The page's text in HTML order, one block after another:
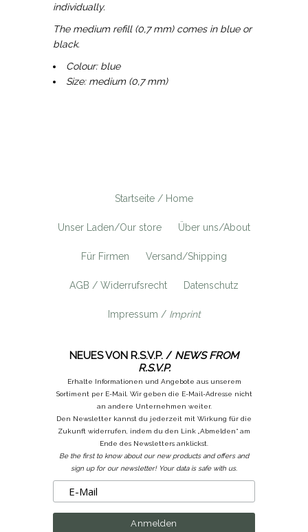
individually.
The medium refill (0,7 mm) comes in blue or
black.
Colour: blue
Size: medium (0,7 mm)
Startseite / Home
Unser Laden/Our store Über uns/About
Für Firmen Versand/Shipping
AGB / Widerrufsrecht Datenschutz
Impressum / Imprint
NEUES VON R.S.V.P. / NEWS FROM
R.S.V.P.
Erhalte Informationen und Angebote aus unserem
Sortiment per E-Mail. Wir geben die E-Mail-Adresse nicht
an andere Unternehmen weiter.
Den Newsletter kannst du jederzeit mit Wirkung für die
Zukunft widerrufen, indem du den Link „Abmelden“ am
Ende des Newsletters anklickst.
Be the first to know about our new products and offers and
sign up for our newsletter! Your data is safe with us.